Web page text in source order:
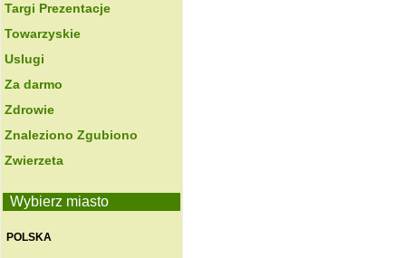
Targi Prezentacje
Towarzyskie
Uslugi
Za darmo
Zdrowie
Znaleziono Zgubiono
Zwierzeta
Wybierz miasto
POLSKA